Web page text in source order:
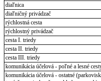
diaľnica
diaľničný privádzač
rýchlostná cesta
rýchlostný privádzač
cesta I. triedy
cesta II. triedy
cesta III. triedy
komunikácia účelová - poľné a lesné
komunikácia účelová - ostatné